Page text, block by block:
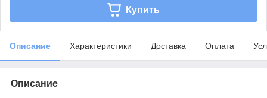
Купить
Описание Характеристики Доставка Оплата
Описание